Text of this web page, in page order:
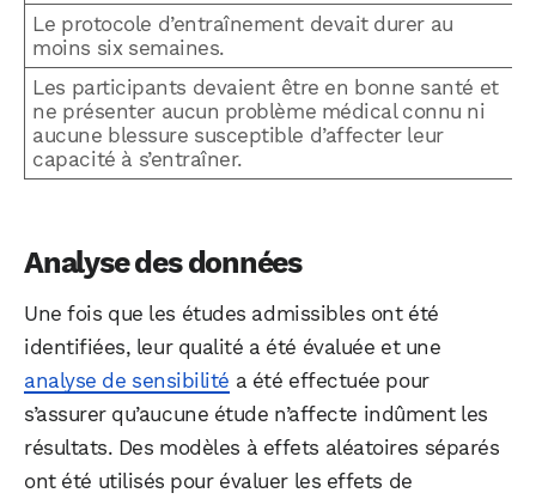
Le protocole d’entraînement devait durer au
moins six semaines.
Les participants devaient être en bonne santé et
ne présenter aucun problème médical connu ni
aucune blessure susceptible d’affecter leur
capacité à s’entraîner.
Analyse des données
Une fois que les études admissibles ont été
identifiées, leur qualité a été évaluée et une
analyse de sensibilité a été effectuée pour
s’assurer qu’aucune étude n’affecte indûment les
résultats. Des modèles à effets aléatoires séparés
ont été utilisés pour évaluer les effets de